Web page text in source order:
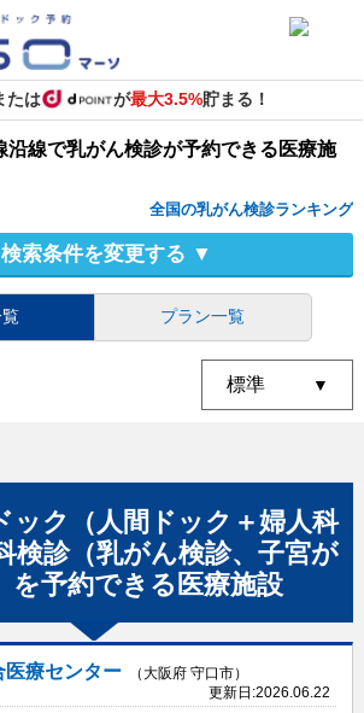
たは が最大3.5%貯まる！
沿線で乳がん検診が予約できる医療施
全国の乳がん検診ランキング
検索条件を変更する ▼
プラン一覧
ック（人間ドック＋婦人科
検診（乳がん検診、子宮が
を予約できる 医療施設
医療センター
（大阪府 守口市）
更新日:2026.06.22